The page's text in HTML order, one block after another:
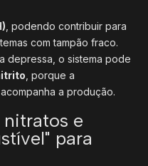
, podendo contribuir para
com tampão fraco.
depressa, o sistema pode
, porque a
a produção.
e
para